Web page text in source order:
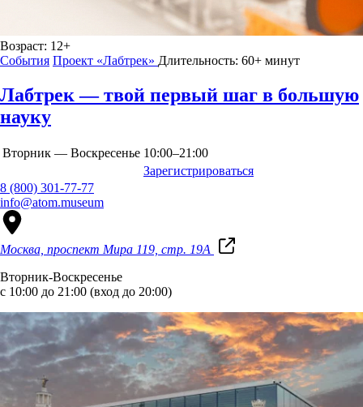
Возраст: 12+
События Проект «Лабтрек» Длительность: 60+ минут
Лабтрек — твой первый шаг в большую
науку
Вторник — Воскресенье 10:00–21:00
Зарегистрироваться
8 (800) 301-77-77
info@atom.museum
Москва, проспект Мира 119, стр. 19А
Вторник-Воскресенье
с 10:00 до 21:00 (вход до 20:00)